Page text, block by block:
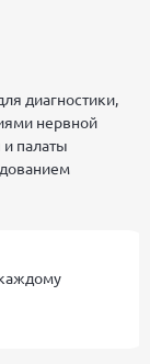
диагностики,
нервной
палаты